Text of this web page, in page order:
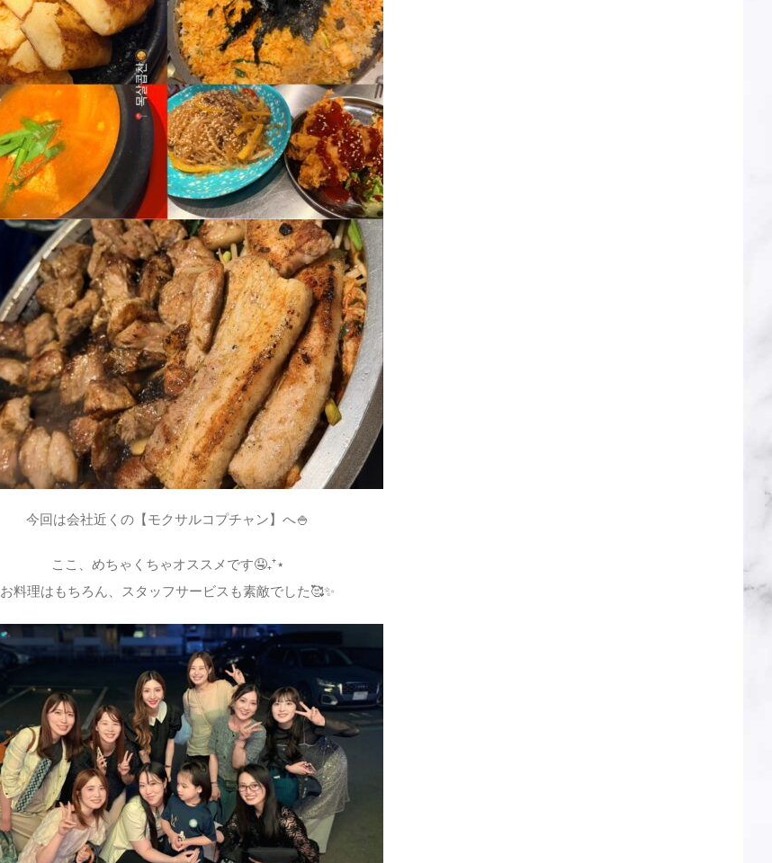
今回は会社近くの【モクサルコプチャン】へ🍚
ここ、めちゃくちゃオススメです🤤₊⁺⋆
お料理はもちろん、スタッフサービスも素敵でした🥰✨